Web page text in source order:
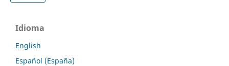
Idioma
English
Español (España)